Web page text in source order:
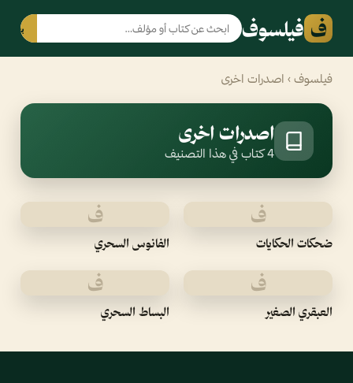
ف فيلسوف بحث
فيلسوف › اصدرات اخرى
اصدرات اخرى
4 كتاب في هذا التصنيف
ف
ضحكات الحكايات
ف
الفانوس السحري
ف
العبقري الصغير
ف
البساط السحري